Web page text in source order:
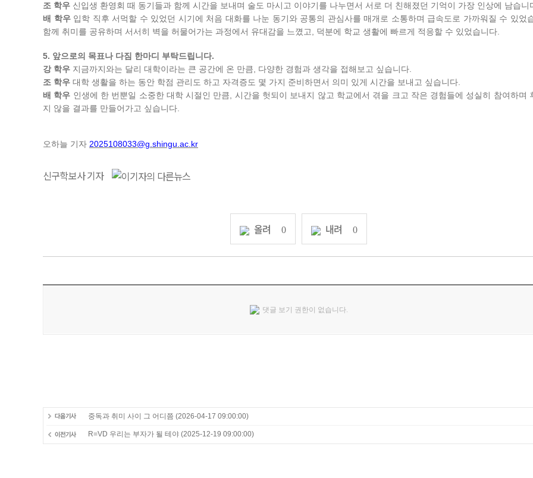
조 학우 신입생 환영회 때 동기들과 함께 시간을 보내며 술도 마시고 이야기를 나누면서 서로 더 친해졌던 기억이 가장 인상에 남습니
배 학우입학 직후 서먹할 수 있었던 시기에 처음 대화를 나눈 동기와 공통의 관심사를 매개로 소통하며 급속도로 가까워질 수 있었
함께 취미를 공유하며 서서히 벽을 허물어가는 과정에서 유대감을 느꼈고, 덕분에 학교 생활에 빠르게 적응할 수 있었습니다.
5. 앞으로의 목표나 다짐 한마디 부탁드립니다.
강 학우 지금까지와는 달리 대학이라는 큰 공간에 온 만큼, 다양한 경험과 생각을 접해보고 싶습니다.
조 학우 대학 생활을 하는 동안 학점 관리도 하고 자격증도 몇 가지 준비하면서 의미 있게 시간을 보내고 싶습니다.
배 학우 인생에 한 번뿐일 소중한 대학 시절인 만큼, 시간을 헛되이 보내지 않고 학교에서 겪을 크고 작은 경험들에 성실히 참여하며
지 않을 결과를 만들어가고 싶습니다.
오하늘 기자 2025108033@g.shingu.ac.kr
신구학보사 기자
올려 0 내려 0
중독과 취미 사이 그 어디쯤 (2026-04-17 09:00:00)
R=VD 우리는 부자가 될 테야 (2025-12-19 09:00:00)